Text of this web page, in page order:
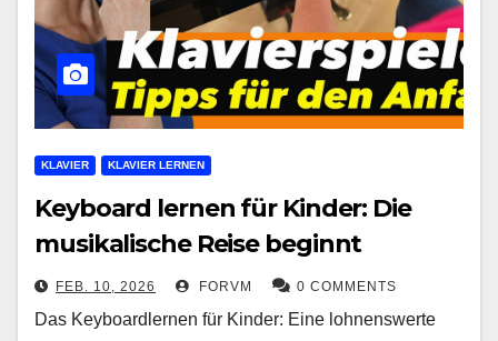
KLAVIER KLAVIER LERNEN
Keyboard lernen für Kinder: Die
musikalische Reise beginnt
FEB. 10, 2026 FORVM 0 COMMENTS
Das Keyboardlernen für Kinder: Eine lohnenswerte